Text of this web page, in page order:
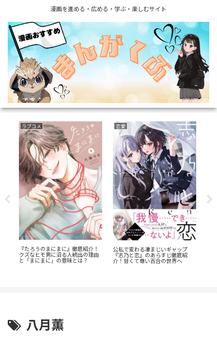
漫画を進める・広める・学ぶ・楽しむサイト
ラブコメ
『たろうのまにまに』徹底紹介！
クズなヒモ男に沼る人続出の理由
と「まにまに」の意味とは？
恋愛
公私で変わる凄まじいギャップ
『志乃と恋』のあらすじ徹底紹
介！甘くて尊い百合の世界へ
八月薫